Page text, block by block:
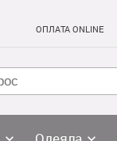
ОПЛАТА ONLINE